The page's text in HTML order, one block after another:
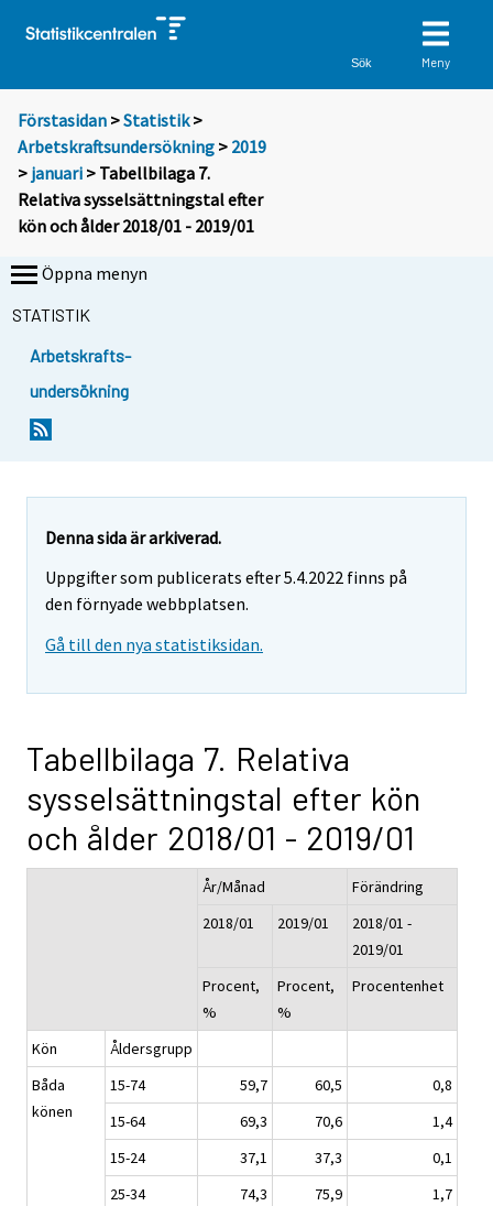
Sök Meny
Förstasidan >Statistik >
Arbetskraftsundersökning > 2019
> januari > Tabellbilaga 7.
Relativa sysselsättningstal efter
kön och ålder 2018/01 - 2019/01
Öppna menyn
STATISTIK
Arbetskrafts-
undersökning
Denna sida är arkiverad.
Uppgifter som publicerats efter 5.4.2022 finns på
den förnyade webbplatsen.
Gå till den nya statistiksidan.
Tabellbilaga 7. Relativa
sysselsättningstal efter kön
och ålder 2018/01 - 2019/01
År/Månad
Förändring
2018/01
2019/01
2018/01 -
2019/01
Procent,
%
Procent,
%
Procentenhet
Kön
Åldersgrupp
Båda
könen
15-74 59,7 60,5
0,8
15-64
69,3 70,6
1,4
15-24
37,1 37,3
0,1
25-34
74,3 75,9
1,7